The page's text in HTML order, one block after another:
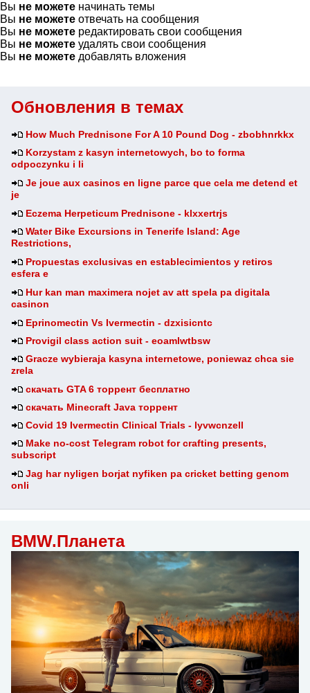
Обновления в темах
How Much Prednisone For A 10 Pound Dog - zbobhnrkkx
Korzystam z kasyn internetowych, bo to forma
odpoczynku i li
Je joue aux casinos en ligne parce que cela me detend et
je
Eczema Herpeticum Prednisone - klxxertrjs
Water Bike Excursions in Tenerife Island: Age
Restrictions,
Propuestas exclusivas en establecimientos y retiros
esfera e
Hur kan man maximera nojet av att spela pa digitala
casinon
Eprinomectin Vs Ivermectin - dzxisicntc
Provigil class action suit - eoamlwtbsw
Gracze wybieraja kasyna internetowe, poniewaz chca sie
zrela
скачать GTA 6 торрент бесплатно
скачать Minecraft Java торрент
Covid 19 Ivermectin Clinical Trials - lyvwcnzell
Make no-cost Telegram robot for crafting presents,
subscript
Jag har nyligen borjat nyfiken pa cricket betting genom
onli
BMW.Планета
Вы не можете начинать темы
Вы не можете отвечать на сообщения
Вы не можете редактировать свои сообщения
Вы не можете удалять свои сообщения
Вы не можете добавлять вложения